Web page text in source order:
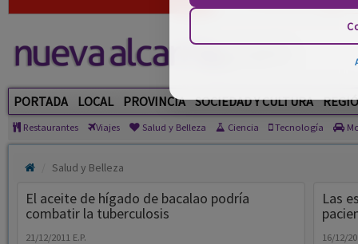
PORTADA LOCAL PROVINCIA SOCIEDAD Y CULTURA
Restaurantes Viajes Salud y Belleza
Salud y Belleza
El aceite de hígado de bacalao podría
La revisión de un estudio histórico del año 1848 revela
que el aceite de hígado de bacalao es un tratamiento
efectivo contra la tuberculosis, afirma el profesor [...]
Las
Las
contra